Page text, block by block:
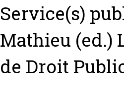
Service(s)
Mathieu (ed.)
de Droit